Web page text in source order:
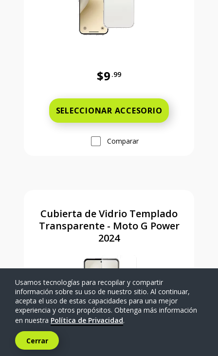
$9 .99
SELECCIONAR ACCESORIO
Comparar
Cubierta de Vidrio Templado
Transparente - Moto G Power
2024
Usamos tecnologías para recopilar y compartir
información sobre su uso de nuestro sitio. Al continuar,
acepta el uso de estas capacidades para una mejor
experiencia y otros propósitos. Obtenga más información
en nuestra Política de Privacidad.
Cerrar